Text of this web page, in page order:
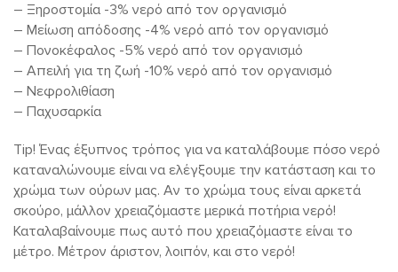
– Ξηροστομία -3% νερό από τον οργανισμό
– Μείωση απόδοσης -4% νερό από τον οργανισμό
– Πονοκέφαλος -5% νερό από τον οργανισμό
– Απειλή για τη ζωή -10% νερό από τον οργανισμό
– Νεφρολιθίαση
– Παχυσαρκία
Tip! Ένας έξυπνος τρόπος για να καταλάβουμε πόσο νερό
καταναλώνουμε είναι να ελέγξουμε την κατάσταση και το
χρώμα των ούρων μας. Αν το χρώμα τους είναι αρκετά
σκούρο, μάλλον χρειαζόμαστε μερικά ποτήρια νερό!
Καταλαβαίνουμε πως αυτό που χρειαζόμαστε είναι το
μέτρο. Μέτρον άριστον, λοιπόν, και στο νερό!